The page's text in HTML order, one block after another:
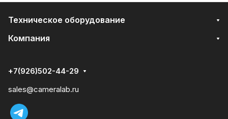
Техническое оборудование
Компания
+7(926)502-44-29
sales@cameralab.ru